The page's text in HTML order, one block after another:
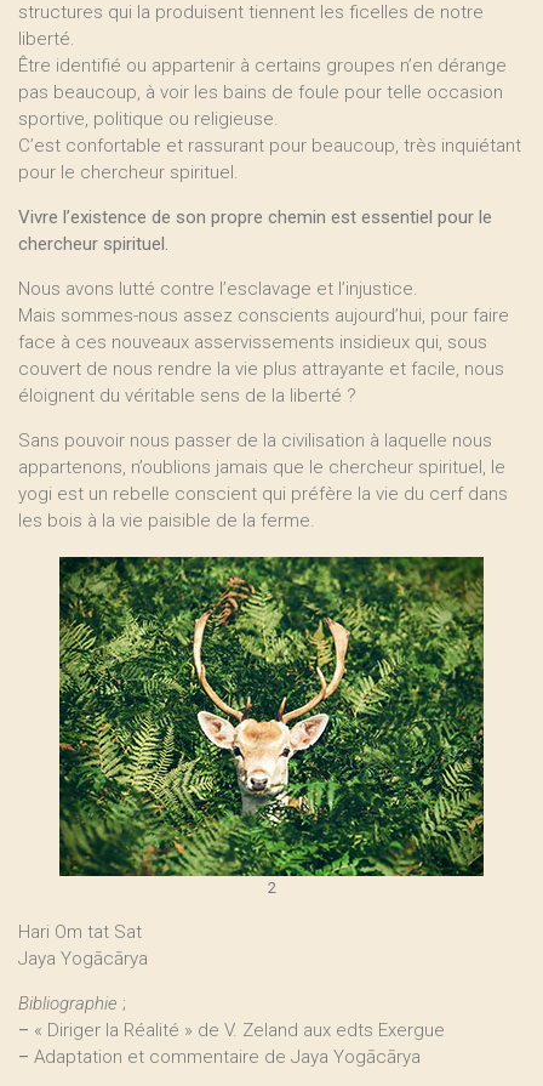
structures qui la produisent tiennent les ficelles de notre
liberté.
Être identifié ou appartenir à certains groupes n’en dérange
pas beaucoup, à voir les bains de foule pour telle occasion
sportive, politique ou religieuse.
C’est confortable et rassurant pour beaucoup, très inquiétant
pour le chercheur spirituel.
Vivre l’existence de son propre chemin est essentiel pour le
chercheur spirituel.
Nous avons lutté contre l’esclavage et l’injustice.
Mais sommes-nous assez conscients aujourd’hui, pour faire
face à ces nouveaux asservissements insidieux qui, sous
couvert de nous rendre la vie plus attrayante et facile, nous
éloignent du véritable sens de la liberté ?
Sans pouvoir nous passer de la civilisation à laquelle nous
appartenons, n’oublions jamais que le chercheur spirituel, le
yogi est un rebelle conscient qui préfère la vie du cerf dans
les bois à la vie paisible de la ferme.
2
Hari Om tat Sat
Jaya Yogācārya
Bibliographie ;
– « Diriger la Réalité » de V. Zeland aux edts Exergue
– Adaptation et commentaire de Jaya Yogācārya